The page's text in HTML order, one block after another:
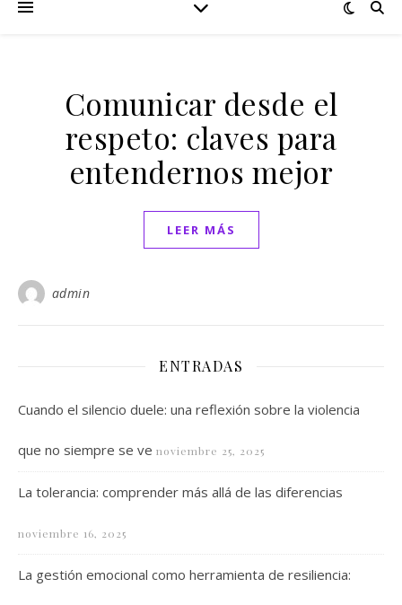
Comunicar desde el
respeto: claves para
entendernos mejor
LEER MÁS
admin
ENTRADAS
Cuando el silencio duele: una reflexión sobre la violencia
que no siempre se ve noviembre 25, 2025
La tolerancia: comprender más allá de las diferencias
noviembre 16, 2025
La gestión emocional como herramienta de resiliencia: